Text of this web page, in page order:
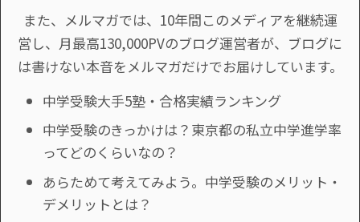
また、メルマガでは、10年間このメディアを継続運
営し、月最高130,000PVのブログ運営者が、ブログに
は書けない本音をメルマガだけでお届けしています。
中学受験大手5塾・合格実績ランキング
中学受験のきっかけは？東京都の私立中学進学率
ってどのくらいなの？
あらためて考えてみよう。中学受験のメリット・
デメリットとは？